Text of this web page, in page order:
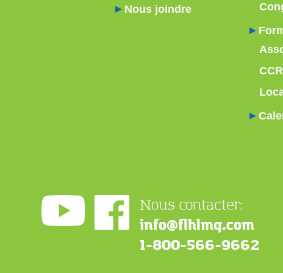
Nous joindre
CCR
Nous contacter:
info@flhlmq.com
1-800-566-9662